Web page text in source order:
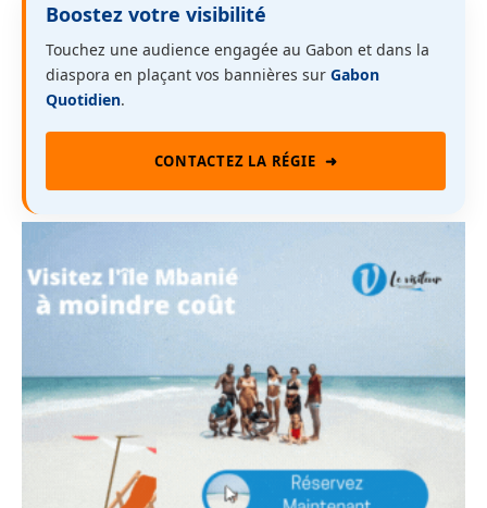
Boostez votre visibilité
Touchez une audience engagée au Gabon et dans la
diaspora en plaçant vos bannières sur Gabon
Quotidien.
CONTACTEZ LA RÉGIE ➜